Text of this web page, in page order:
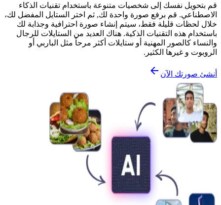
قم بتحويل نفسك إلى شخصيات متنوعة باستخدام تقنيات الذكاء
الاصطناعي. قم برفع صورة واحدة لك, ثم اختر الستايل المفضل لك،
خلال لحظات قليلة فقط، سيتم إنشاء صورة احترافية وجذابة لك
باستخدام هذه التقنيات الذكية. هناك العديد من الستايلات للرجال
والنساء كالصور المهنية أو ستايلات أكثر مرحاً مثل الباربي أو
الروبوت و غيرها الكثير.
أنشئ صورتك الآن